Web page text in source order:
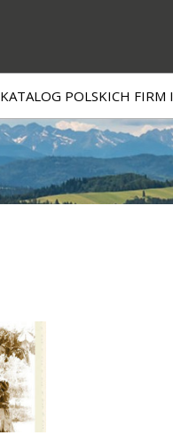
KATALOG POLSKICH FIRM